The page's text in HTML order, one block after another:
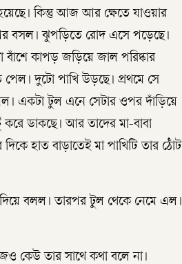
কিন্তু আজ আর ক্ষেতে যাওয়ার
বসল। ঝুপড়িতে রোদ এসে পড়েছে।
কাপড় জড়িয়ে জাল পরিষ্কার
পেল। দুটো পাখি উড়ছে। প্রথমে সে
একটা টুল এনে সেটার ওপর দাঁড়িয়ে
ডাকছে। আর তাদের মা-বাবা
হাত বাড়াতেই মা পাখিটি তার ঠোঁট
দিয়ে বলল। তারপর টুল থেকে নেমে এল।
কেউ তার সাথে কথা বলে না।